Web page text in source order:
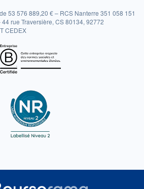
53 576 889,20 € – RCS Nanterre 351 058 151
rue Traversière, CS 80134, 92772
CEDEX